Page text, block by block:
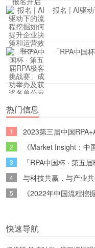
报名 | AI驱
「RPA中国
热门信息
1
2023第三届中国
名单公示
2
《Market Insight：中
（2022）》报告正式发布 |
3
「RPA中国杯 · 第五
获奖名单公示
4
与科技共赢，与产业
能大会成功召开
5
《2022年中国流程挖
快速导航